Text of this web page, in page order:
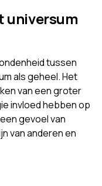
universum
tussen
als geheel. Het
van een groter
invloed hebben op
gevoel van
van anderen en